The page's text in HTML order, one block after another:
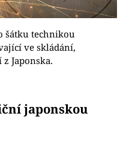
šátku technikou
ve skládání,
Japonska.
japonskou